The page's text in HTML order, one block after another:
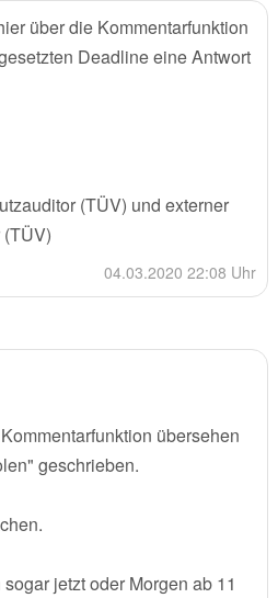
über die Kommentarfunktion
Deadline eine Antwort
(TÜV) und externer
04.03.2020 22:08 Uhr
übersehen
geschrieben.
jetzt oder Morgen ab 11